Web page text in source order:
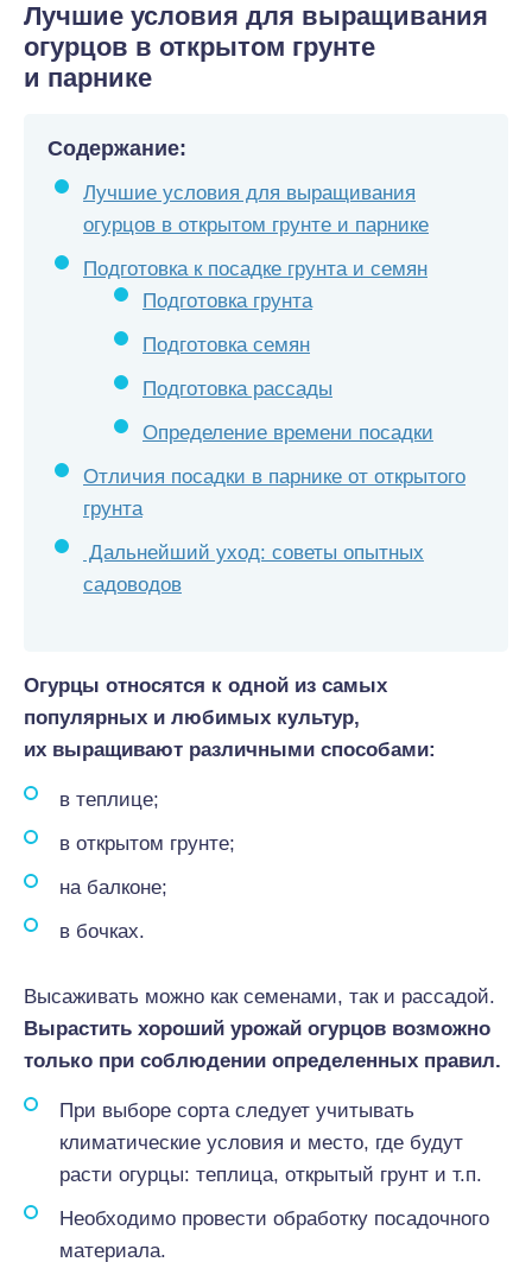
Лучшие условия для выращивания
огурцов в открытом грунте
и парнике
Содержание:
Лучшие условия для выращивания
огурцов в открытом грунте и парнике
Подготовка к посадке грунта и семян
Подготовка грунта
Подготовка семян
Подготовка рассады
Определение времени посадки
Отличия посадки в парнике от открытого
грунта
Дальнейший уход: советы опытных
садоводов
Огурцы относятся к одной из самых
популярных и любимых культур,
их выращивают различными способами:
в теплице;
в открытом грунте;
на балконе;
в бочках.
Высаживать можно как семенами, так и рассадой.
Вырастить хороший урожай огурцов возможно
только при соблюдении определенных правил.
При выборе сорта следует учитывать
климатические условия и место, где будут
расти огурцы: теплица, открытый грунт и т.п.
Необходимо провести обработку посадочного
материала.